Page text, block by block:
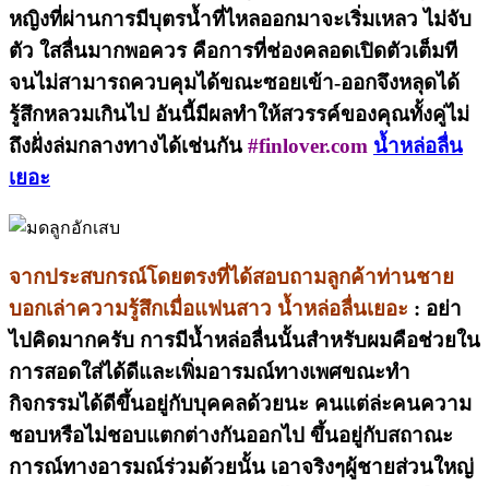
หญิงที่ผ่านการมีบุตรน้ำที่ไหลออกมาจะเริ่มเหลว ไม่จับ
ตัว ใสลื่นมากพอควร คือการที่ช่องคลอดเปิดตัวเต็มที
จนไม่สามารถควบคุมได้ขณะซอยเข้า-ออกจึงหลุดได้
รู้สึกหลวมเกินไป อันนี้มีผลทำให้สวรรค์ของคุณทั้งคู่ไม่
ถึงฝั่งล่มกลางทางได้เช่นกัน #finlover.com น้ำหล่อลื่น
เยอะ
จากประสบกรณ์โดยตรงที่ได้สอบถามลูกค้าท่านชาย
บอกเล่าความรู้สึกเมื่อแฟนสาว น้ำหล่อลื่นเยอะ : อย่า
ไปคิดมากครับ การมีน้ำหล่อลื่นนั้นสำหรับผมคือช่วยใน
การสอดใส่ได้ดีและเพิ่มอารมณ์ทางเพศขณะทำ
กิจกรรมได้ดีขึ้นอยู่กับบุคคลด้วยนะ คนแต่ล่ะคนความ
ชอบหรือไม่ชอบแตกต่างกันออกไป ขึ้นอยู่กับสถาณะ
การณ์ทางอารมณ์ร่วมด้วยนั้น เอาจริงๆผู้ชายส่วนใหญ่